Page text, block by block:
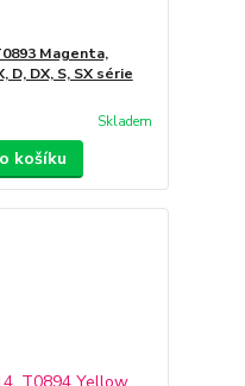
Magenta,
D, DX, S, SX série
Skladem
košíku